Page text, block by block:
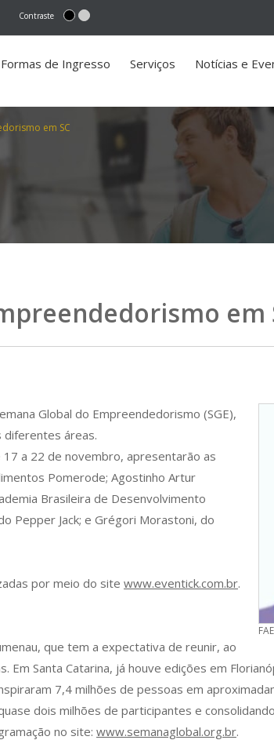
Contraste
Formas de Ingresso Serviços Notícias e
em SC
em
Global do Empreendedorismo (SGE),
diferentes áreas.
a 22 de novembro, apresentarão as
Pomerode; Agostinho Artur
Brasileira de Desenvolvimento
Pepper Jack; e Grégori Morastoni, do
por meio do site www.eventick.com.br.
que tem a expectativa de reunir, ao
Santa Catarina, já houve edições em
7,4 milhões de pessoas em
dois milhões de participantes e
no site: www.semanaglobal.org.br.